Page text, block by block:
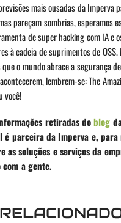
mais ousadas da Imperva
pareçam sombrias, esperamos
de super hacking com IA e
à cadeia de suprimentos de OSS.
o mundo abrace a segurança
lembrem-se: The
você!
retiradas doblog
é parceira da Imperva e, para
as soluções e serviços da
a gente.